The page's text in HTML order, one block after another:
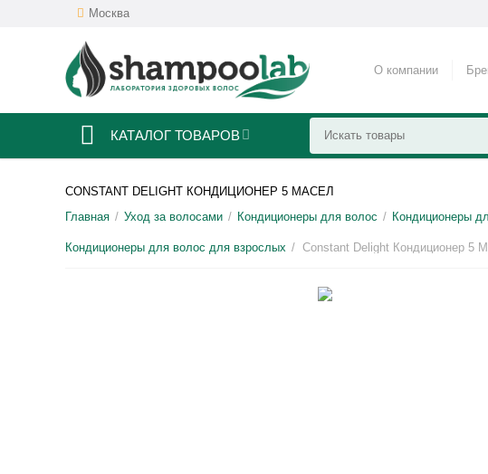
Москва
О компании
КАТАЛОГ ТОВАРОВ
CONSTANT DELIGHT КОНДИЦИОНЕР 5 МАСЕЛ
Главная / Уход за волосами / Кондиционеры для волос / Кондиционеры
Кондиционеры для волос для взрослых / Constant Delight Кондиционер 5